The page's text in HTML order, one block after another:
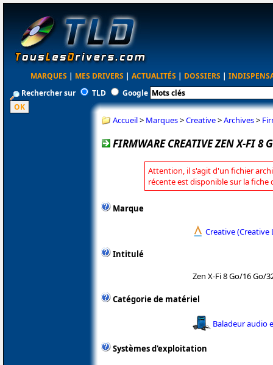
MARQUES | MES DRIVERS | ACTUALITÉS | DOSSIERS |
Rechercher sur
TLD Google
Accueil> Marques>Creative>Archives>
FIRMWARE CREATIVE ZEN X-FI 8
Attention, il s'agit d'un fichier
récente est disponible sur la fiche
Marque
Creative (Creative
Intitulé
Zen X-Fi 8 Go/16 Go/
Catégorie de matériel
Baladeur audio
Systèmes d'exploitation